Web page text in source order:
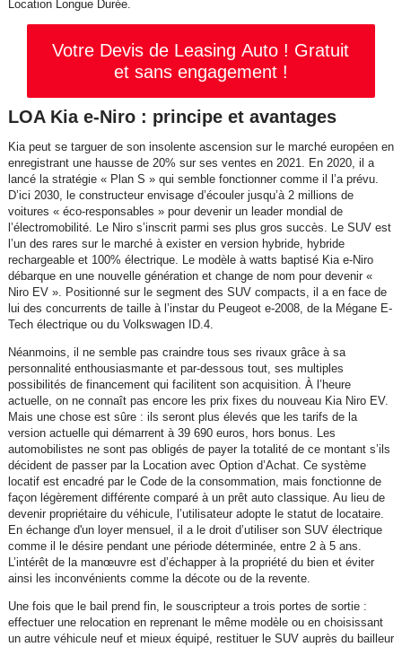
Location Longue Durée.
Votre Devis de Leasing Auto ! Gratuit
et sans engagement !
LOA Kia e-Niro : principe et avantages
Kia peut se targuer de son insolente ascension sur le marché européen en
enregistrant une hausse de 20% sur ses ventes en 2021. En 2020, il a
lancé la stratégie « Plan S » qui semble fonctionner comme il l’a prévu.
D’ici 2030, le constructeur envisage d’écouler jusqu’à 2 millions de
voitures « éco-responsables » pour devenir un leader mondial de
l’électromobilité. Le Niro s’inscrit parmi ses plus gros succès. Le SUV est
l’un des rares sur le marché à exister en version hybride, hybride
rechargeable et 100% électrique. Le modèle à watts baptisé Kia e-Niro
débarque en une nouvelle génération et change de nom pour devenir «
Niro EV ». Positionné sur le segment des SUV compacts, il a en face de
lui des concurrents de taille à l’instar du Peugeot e-2008, de la Mégane E-
Tech électrique ou du Volkswagen ID.4.
Néanmoins, il ne semble pas craindre tous ses rivaux grâce à sa
personnalité enthousiasmante et par-dessous tout, ses multiples
possibilités de financement qui facilitent son acquisition. À l’heure
actuelle, on ne connaît pas encore les prix fixes du nouveau Kia Niro EV.
Mais une chose est sûre : ils seront plus élevés que les tarifs de la
version actuelle qui démarrent à 39 690 euros, hors bonus. Les
automobilistes ne sont pas obligés de payer la totalité de ce montant s’ils
décident de passer par la Location avec Option d’Achat. Ce système
locatif est encadré par le Code de la consommation, mais fonctionne de
façon légèrement différente comparé à un prêt auto classique. Au lieu de
devenir propriétaire du véhicule, l’utilisateur adopte le statut de locataire.
En échange d'un loyer mensuel, il a le droit d’utiliser son SUV électrique
comme il le désire pendant une période déterminée, entre 2 à 5 ans.
L’intérêt de la manœuvre est d’échapper à la propriété du bien et éviter
ainsi les inconvénients comme la décote ou de la revente.
Une fois que le bail prend fin, le souscripteur a trois portes de sortie :
effectuer une relocation en reprenant le même modèle ou en choisissant
un autre véhicule neuf et mieux équipé, restituer le SUV auprès du bailleur